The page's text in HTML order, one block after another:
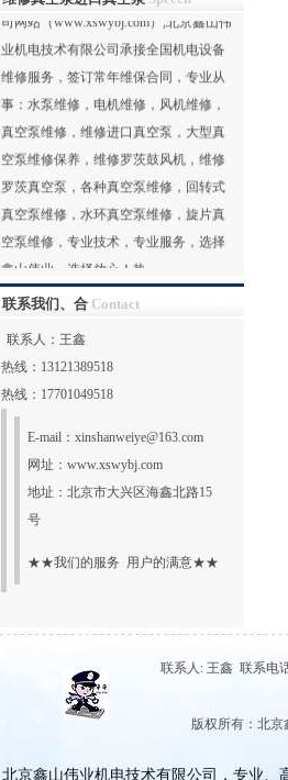
司网站（www.xswybj.com）,北京鑫山伟
业机电技术有限公司承接全国机电设备
维修服务，签订常年维保合同，专业从
事：水泵维修，电机维修，风机维修，
真空泵维修，维修进口真空泵，大型真
空泵维修保养，维修罗茨鼓风机，维修
罗茨真空泵，各种真空泵维修，回转式
真空泵维修，水环真空泵维修，旋片真
空泵维修，专业技术，专业服务，选择
鑫山伟业，选择放心！热
线:131213895 更多
联系我们、合 Contact
联系人：王鑫
热线：13121389518
热线：17701049518
E-mail： xinshanweiye@163.com
网址： www.xswybj.com
地址：北京市大兴区海鑫北路15
号
★★我们的服务 用户的满意★★
联系人: 王鑫 联系电
版权所有：北
北京鑫山伟业机电技术有限公司，专业